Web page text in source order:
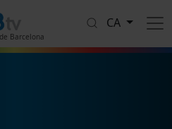
Barcelona
CA